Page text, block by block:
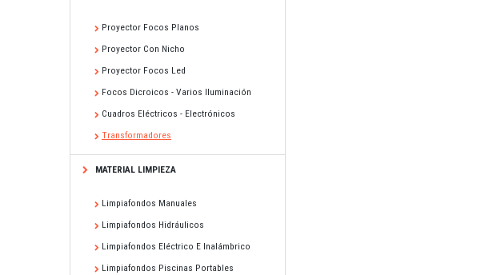
Proyector Focos Planos
Proyector Con Nicho
Proyector Focos Led
Focos Dicroicos - Varios Iluminación
Cuadros Eléctricos - Electrónicos
Transformadores
MATERIAL LIMPIEZA
Limpiafondos Manuales
Limpiafondos Hidráulicos
Limpiafondos Eléctrico E Inalámbrico
Limpiafondos Piscinas Portables